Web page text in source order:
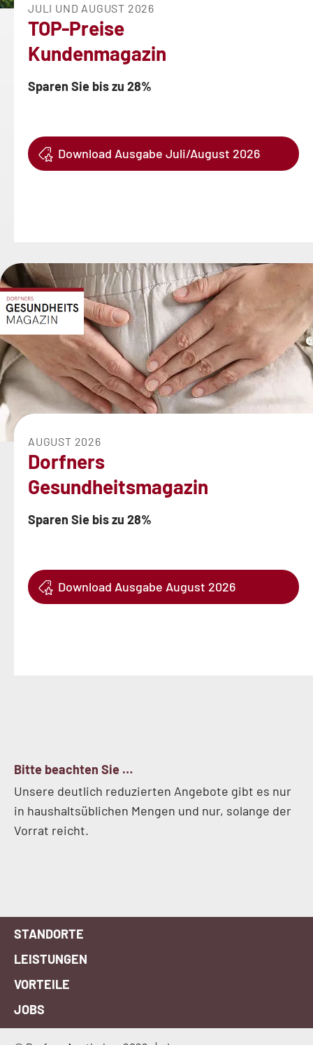
JULI UND AUGUST 2026
TOP-Preise
Kundenmagazin
Sparen Sie bis zu 28%
Download Ausgabe Juli/August 2026
AUGUST 2026
Dorfners
Gesundheitsmagazin
Sparen Sie bis zu 28%
Download Ausgabe August 2026
Bitte beachten Sie …
Unsere deutlich reduzierten Angebote gibt es nur
in haushaltsüblichen Mengen und nur, solange der
Vorrat reicht.
STANDORTE
LEISTUNGEN
VORTEILE
JOBS